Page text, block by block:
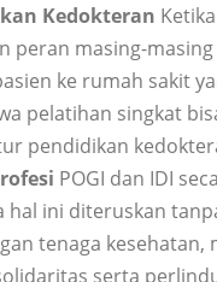
Kedokteran
masing-
ke rumah sakit
pelatihan singkat
pendidikan
POGI dan IDI
ini diteruskan
tenaga
serta